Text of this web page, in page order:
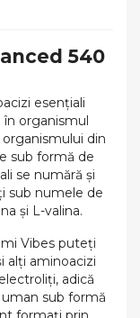
540
esențiali
organismul
din
sub formă de
se numără și
sub numele de
și L-valina.
Vibes puteți
alți aminoacizi
adică
sub formă